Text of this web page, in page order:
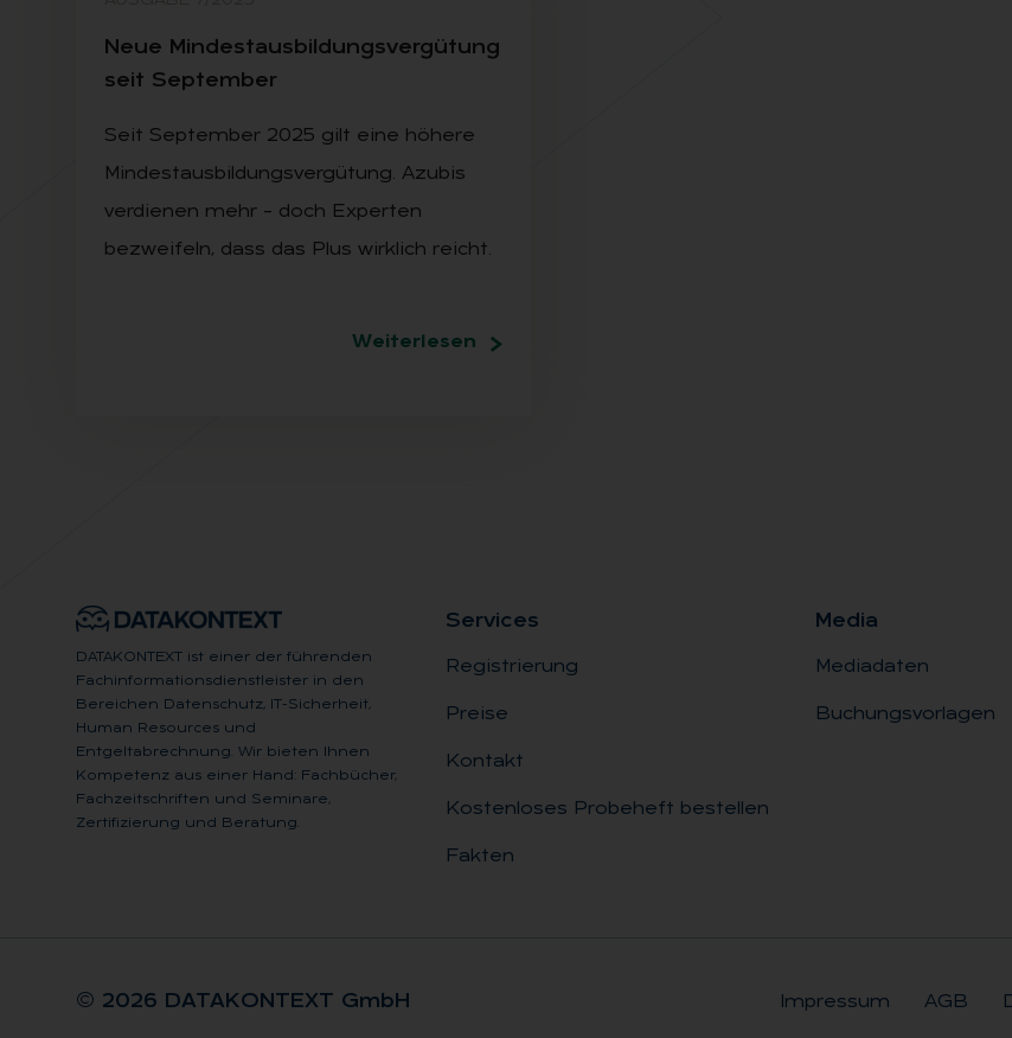
Neue Min­dest­aus­bil­dungs­ver­gü­tung
seit Sep­tem­ber
Seit September 2025 gilt eine höhere
Mindestausbildungsvergütung. Azubis
verdienen mehr – doch Experten
bezweifeln, dass das Plus wirklich reicht.
Weiterlesen
DATAKONTEXT ist einer der führenden
Fachinformationsdienstleister in den
Bereichen Datenschutz, IT-Sicherheit,
Human Resources und
Entgeltabrechnung. Wir bieten Ihnen
Kompetenz aus einer Hand: Fachbücher,
Fachzeitschriften und Seminare,
Zertifizierung und Beratung.
Ser­vices
Registrierung
Preise
Kontakt
Kostenloses Probeheft bestellen
Fakten
Me­dia
Mediadaten
Buchungsvorlagen
© 2026 DA­TA­KON­TEXT GmbH Impressum AGB